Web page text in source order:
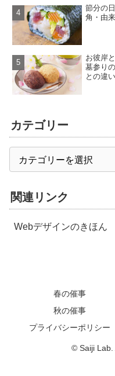
節分の
角・由
お彼岸
墓参り
との違い
カテゴリー
関連リンク
Webデザインのきほん
春の催事
秋の催事
プライバシーポリシー
© Saiji Lab.